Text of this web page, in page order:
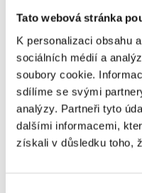
Tato webová stránka
K personalizaci obsahu
sociálních médií a
soubory cookie.
sdílíme se svými
analýzy. Partneři tyto
dalšími informacemi,
získali v důsledku toho,
Často kladené
Je termín utkání